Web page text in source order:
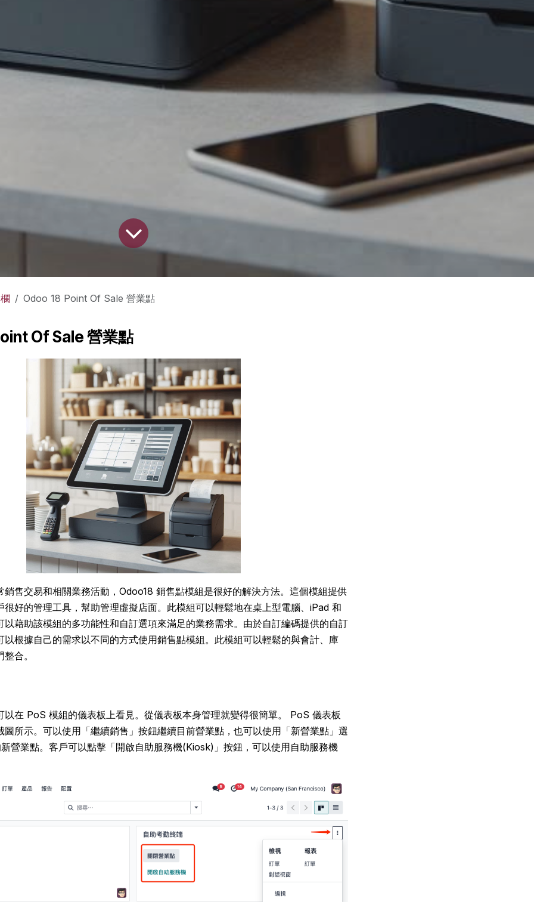
Odoo 18 Point Of Sale 營業點
Of Sale 營業點
銷售交易和相關業務活動，Odoo18 銷售點模組是很好的解決方法。這個模組提供
很好的管理工具，幫助管理虛擬店面。此模組可以輕鬆地在桌上型電腦、iPad 和
以藉助該模組的多功能性和自訂選項來滿足的業務需求。由於自訂編碼提供的自訂
以根據自己的需求以不同的方式使用銷售點模組。此模組可以輕鬆的與會計、庫
合。
以在 PoS 模組的儀表板上看見。從儀表板本身管理就變得很簡單。 PoS 儀表板
圖所示。可以使用「繼續銷售」按鈕繼續目前營業點，也可以使用「新營業點」選
營業點。客戶可以點擊「開啟自助服務機(Kiosk)」按鈕，可以使用自助服務機